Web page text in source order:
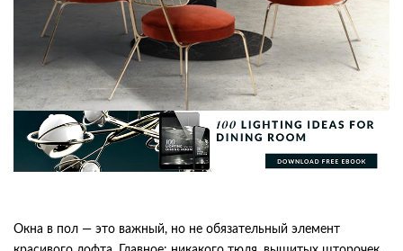
Окна в пол — это важный, но не обязательный элемент